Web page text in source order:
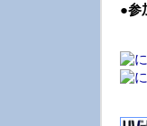
●参
応